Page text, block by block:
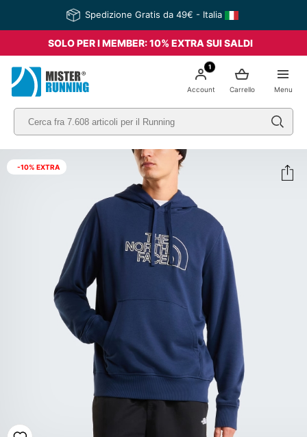
Spedizione Gratis da 49€ - Italia
SOLO PER I MEMBER: 10% EXTRA SUI SALDI
Menu
Carrello
1
Account
-10% EXTRA